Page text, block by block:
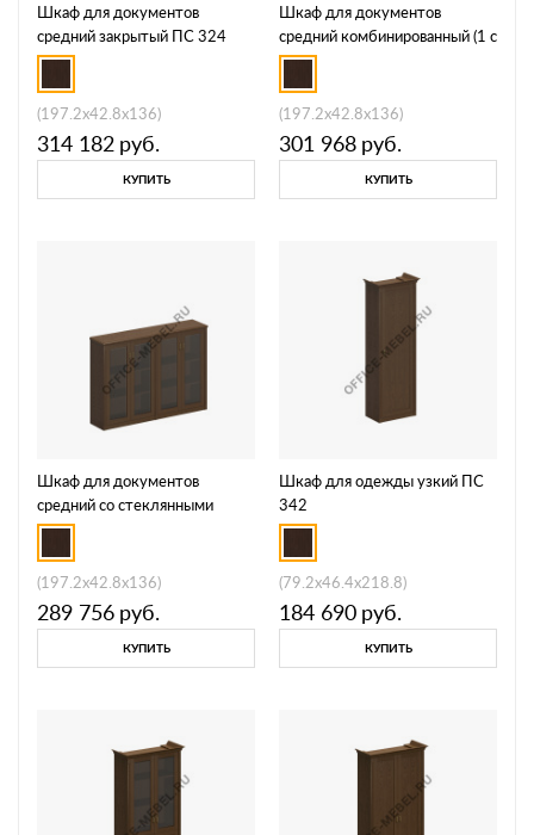
Шкаф для документов
средний закрытый ПС 324
(197.2x42.8x136)
314 182 руб.
КУПИТЬ
Шкаф для документов
средний комбинированный (1 с
деревянными дверями 1 со
стеклянными дверями) ПС
322
(197.2x42.8x136)
301 968 руб.
КУПИТЬ
Шкаф для документов
средний со стеклянными
дверями ПС 323
(197.2x42.8x136)
289 756 руб.
КУПИТЬ
Шкаф для одежды узкий ПС
342
(79.2x46.4x218.8)
184 690 руб.
КУПИТЬ